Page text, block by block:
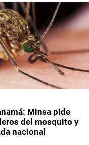
Minsa pide
del mosquito y
nacional